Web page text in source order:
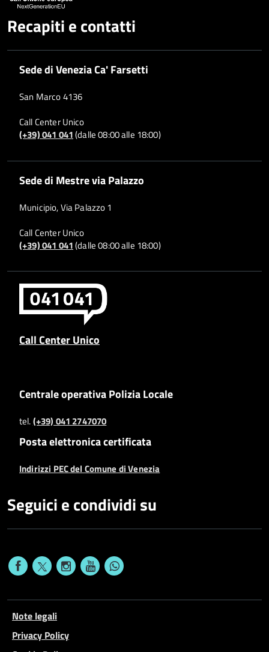
Recapiti e contatti
Sede di Venezia Ca' Farsetti
San Marco 4136
Call Center Unico
(+39) 041 041(dalle 08:00 alle 18:00)
Sede di Mestre via Palazzo
Municipio, Via Palazzo 1
Call Center Unico
(+39) 041 041(dalle 08:00 alle 18:00)
Call Center Unico
Centrale operativa Polizia Locale
tel.(+39) 041 2747070
Posta elettronica certificata
Indirizzi PEC del Comune di Venezia
Seguici e condividi su
Note legali
Privacy Policy